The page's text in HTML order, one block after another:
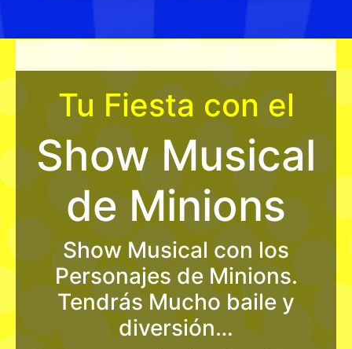
Tu Fiesta con el
Show Musical
de Minions
Show Musical con los
Personajes de Minions.
Tendrás Mucho baile y
diversión…